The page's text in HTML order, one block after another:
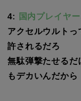
4:
国内プレイヤ
アクセルウルトっ
許されるだろ
無駄弾撃たせるだ
もデカいんだから